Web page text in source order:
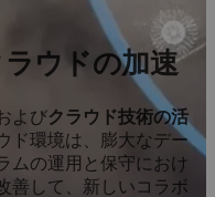
ウドの加速
よびクラウド技術の活
ド環境は、膨大なデー
ムの運用と保守におけ
善して、新しいコラボ